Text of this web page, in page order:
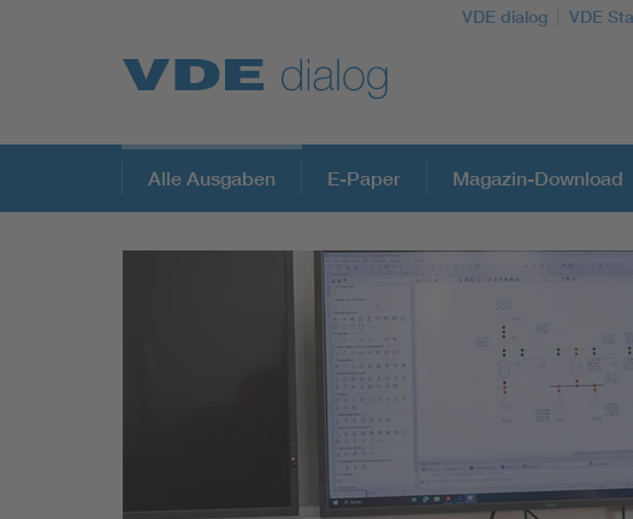
VDE dialog VDE
Alle Ausgaben E-Paper Magazin-Download